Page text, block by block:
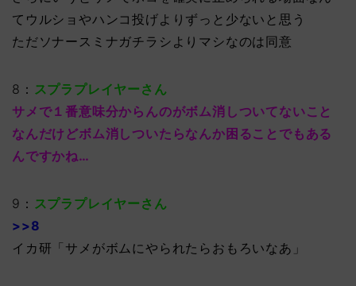
てウルショやハンコ投げよりずっと少ないと思う
ただソナースミナガチラシよりマシなのは同意
8： スプラプレイヤーさん
サメで１番意味分からんのがボム消しついてないこと
なんだけどボム消しついたらなんか困ることでもある
んですかね…
9： スプラプレイヤーさん
>>8
イカ研「サメがボムにやられたらおもろいなあ」